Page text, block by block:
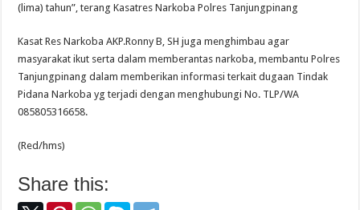
(lima) tahun”, terang Kasatres Narkoba Polres Tanjungpinang
Kasat Res Narkoba AKP.Ronny B, SH juga menghimbau agar
masyarakat ikut serta dalam memberantas narkoba, membantu Polres
Tanjungpinang dalam memberikan informasi terkait dugaan Tindak
Pidana Narkoba yg terjadi dengan menghubungi No. TLP/WA
085805316658.
(Red/hms)
Share this: